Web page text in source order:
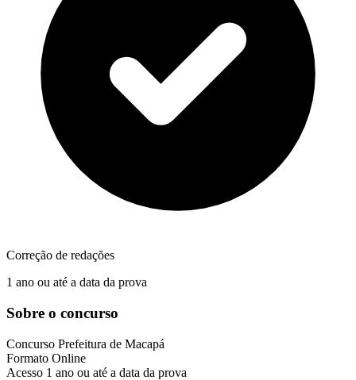
Correção de redações
1 ano ou até a data da prova
Sobre o concurso
Concurso Prefeitura de Macapá
Formato Online
Acesso 1 ano ou até a data da prova